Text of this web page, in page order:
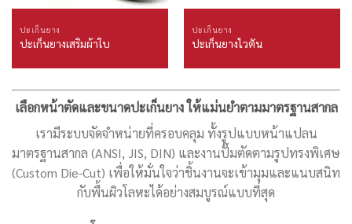
ปะเก็นยาง
ปะเก็นยางเสริมผ้าใบ
ปะเก็นยาง
ปะเก็นยางไวตัน
เลือกหน้าตัดและขนาดปะเก็นยาง ให้แม่นยำตามมาตรฐานสากล
เรามีระบบจัดจำหน่ายที่ครอบคลุม ทั้งรูปแบบหน้าแปลน
มาตรฐานสากล (ANSI, JIS, DIN) และงานปั๊มตัดตามรูปทรงพิเศษ
(Custom Die-Cut) เพื่อให้มั่นใจว่าชิ้นงานจะเข้ามุมและแนบสนิท
กับพื้นผิวโลหะได้อย่างสมบูรณ์แบบที่สุด